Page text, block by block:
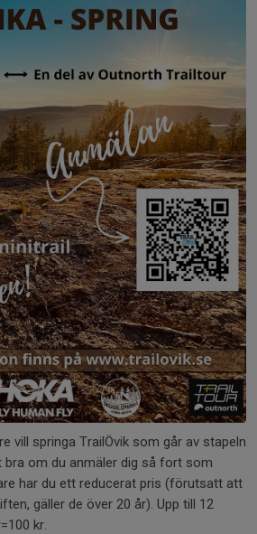
vill springa TrailÖvik som går av stapeln
bra om du anmäler dig så fort som
har du ett reducerat pris (förutsatt att
gäller de över 20 år). Upp till 12
kr.